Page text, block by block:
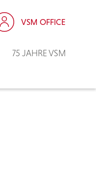
75 JAHRE VSM
VSM OFFICE